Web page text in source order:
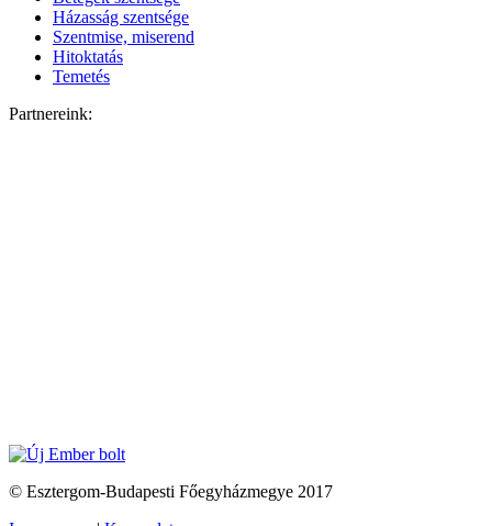
Házasság szentsége
Szentmise, miserend
Hitoktatás
Temetés
Partnereink:
© Esztergom-Budapesti Főegyházmegye 2017